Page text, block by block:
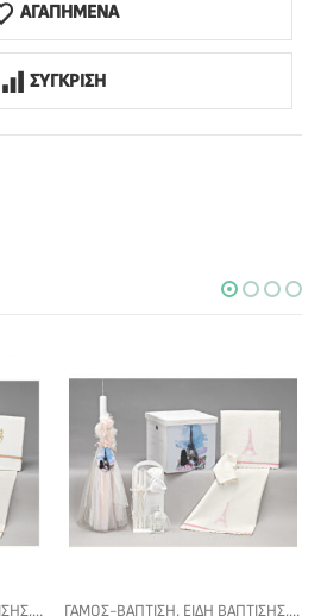
ΑΓΑΠΗΜΕΝΑ
ΣΥΓΚΡΙΣΗ
, ΣΕΤ ΒΆΠΤΙΣΗΣ,ΣΕΤ ΒΆΠΤΙΣΗΣ ΓΙΑ ΚΟΡΊΤΣΙ
ΓΆΜΟΣ-ΒΆΠΤΙΣΗ, ΕΊΔΗ ΒΆΠΤΙΣΗΣ,